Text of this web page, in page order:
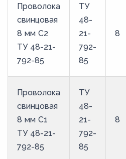
Проволока
свинцовая
8 мм С2
ТУ 48-21-
792-85
ТУ
48-
21-
792-
85
8
Проволока
свинцовая
8 мм С1
ТУ 48-21-
792-85
ТУ
48-
21-
792-
85
8